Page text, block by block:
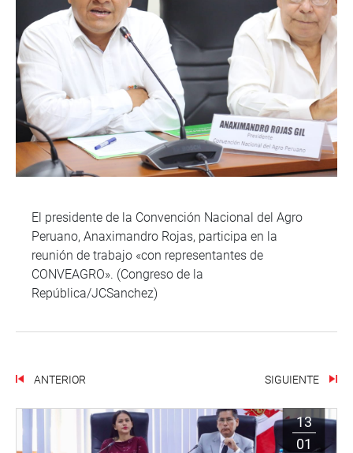
El presidente de la Convención Nacional del Agro
Peruano, Anaximandro Rojas, participa en la
reunión de trabajo «con representantes de
CONVEAGRO». (Congreso de la
República/JCSanchez)
ANTERIOR SIGUIENTE
13
01